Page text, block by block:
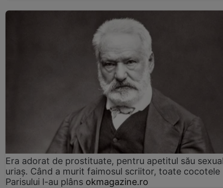
Era adorat de prostituate, pentru apetitul său
uriaș. Când a murit faimosul scriitor, toate cocotele
Parisului l-au plâns okmagazine.ro